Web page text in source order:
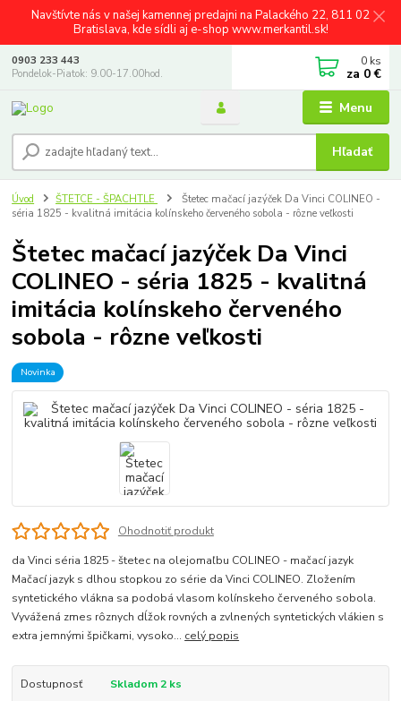
Navštívte nás v našej kamennej predajni na Palackého 22, 811 02
Bratislava, kde sídli aj e-shop www.merkantil.sk!
Menu
Hľadať
0903 233 443
Pondelok-Piatok: 9.00-17.00hod.
0 ks
za 0 €
Úvod ŠTETCE - ŠPACHTLE
Štetec mačací jazýček Da Vinci COLINEO -
séria 1825 - kvalitná imitácia kolínskeho červeného sobola - rôzne veľkosti
Štetec mačací jazýček Da Vinci
COLINEO - séria 1825 - kvalitná
imitácia kolínskeho červeného
sobola - rôzne veľkosti
Novinka
Ohodnotiť produkt
da Vinci séria 1825 - štetec na olejomaľbu COLINEO - mačací jazyk
Mačací jazyk s dlhou stopkou zo série da Vinci COLINEO. Zložením
syntetického vlákna sa podobá vlasom kolínskeho červeného sobola.
Vyvážená zmes rôznych dĺžok rovných a zvlnených syntetických vlákien s
extra jemnými špičkami, vysoko... celý popis
Dostupnosť
Skladom 2 ks